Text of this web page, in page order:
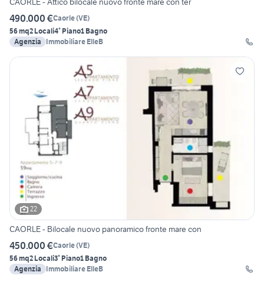
490.000 €Caorle(VE)
56 mq2 Locali4° Piano1 Bagno
Agenzia
Immobiliare ElleB
22
CAORLE - Bilocale nuovo panoramico fronte mare con
450.000 €Caorle(VE)
56 mq2 Locali3° Piano1 Bagno
Agenzia
Immobiliare ElleB